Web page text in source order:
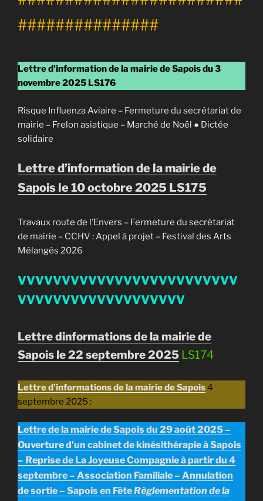
###############
Lettre d’information de la mairie de Sapois du 3
novembre 2025 LS176
Risque Influenza Aviaire – Fermeture du secrétariat de
mairie – Frelon asiatique – Marché de Noël ● Dictée
solidaire
Lettre d’information de la mairie de
Sapois le 10 octobre 2025 LS175
Travaux route de l’Envers – Fermeture du secrétariat
de mairie – CCHV : Appel à projet – Festival des Arts
Mélangés 2026
VVVVVVVVVVVVVVVVVVVVVVVVV
VVVVVVVVVVVVVVVVVVV
Lettre dinformations de la mairie de
Sapois le 22 septembre 2025 LS174
Lettre d’informations de la mairie de Sapois4
septembre 2025 :
Lettre de la mairie de Sapois du 29 août 2025 –
Ouverture d’un cabinet de kinésithérapie à Sapois
– Reprise de La Joyeuse Compagnie à partir du 4
septembre – Association Familiale – Annulation
de sortie – Sapois en FêteRèglementation de la